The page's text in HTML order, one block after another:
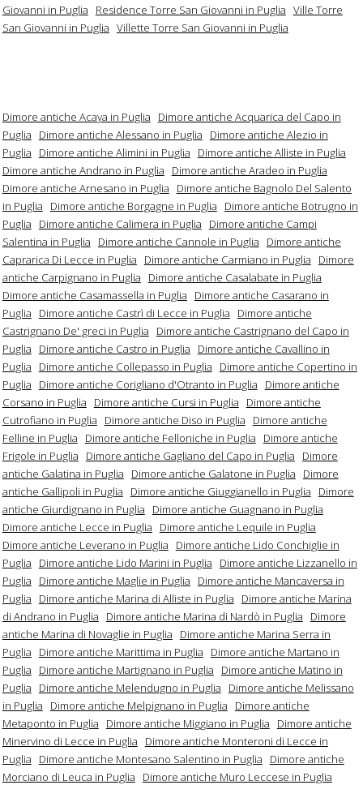
Giovanni in Puglia
Residence Torre San Giovanni in Puglia Ville Torre
San Giovanni in Puglia Villette Torre San Giovanni in Puglia
Dimore antiche Acaya in Puglia
Dimore antiche Acquarica del Capo in
Puglia
Dimore antiche Alessano in Puglia
Dimore antiche Alezio in
Puglia
Dimore antiche Alimini in Puglia
Dimore antiche Alliste in Puglia
Dimore antiche Andrano in Puglia
Dimore antiche Aradeo in Puglia
Dimore antiche Arnesano in Puglia
Dimore antiche Bagnolo Del Salento
in Puglia
Dimore antiche Borgagne in Puglia
Dimore antiche Botrugno in
Puglia
Dimore antiche Calimera in Puglia
Dimore antiche Campi
Salentina in Puglia
Dimore antiche Cannole in Puglia
Dimore antiche
Caprarica Di Lecce in Puglia
Dimore antiche Carmiano in Puglia
Dimore
antiche Carpignano in Puglia
Dimore antiche Casalabate in Puglia
Dimore antiche Casamassella in Puglia
Dimore antiche Casarano in
Puglia
Dimore antiche Castrì di Lecce in Puglia
Dimore antiche
Castrignano De' greci in Puglia
Dimore antiche Castrignano del Capo in
Puglia
Dimore antiche Castro in Puglia
Dimore antiche Cavallino in
Puglia
Dimore antiche Collepasso in Puglia
Dimore antiche Copertino in
Puglia
Dimore antiche Corigliano d'Otranto in Puglia
Dimore antiche
Corsano in Puglia
Dimore antiche Cursi in Puglia
Dimore antiche
Cutrofiano in Puglia
Dimore antiche Diso in Puglia
Dimore antiche
Felline in Puglia
Dimore antiche Felloniche in Puglia
Dimore antiche
Frigole in Puglia
Dimore antiche Gagliano del Capo in Puglia
Dimore
antiche Galatina in Puglia
Dimore antiche Galatone in Puglia
Dimore
antiche Gallipoli in Puglia
Dimore antiche Giuggianello in Puglia
Dimore
antiche Giurdignano in Puglia
Dimore antiche Guagnano in Puglia
Dimore antiche Lecce in Puglia
Dimore antiche Lequile in Puglia
Dimore antiche Leverano in Puglia
Dimore antiche Lido Conchiglie in
Puglia
Dimore antiche Lido Marini in Puglia
Dimore antiche Lizzanello in
Puglia
Dimore antiche Maglie in Puglia
Dimore antiche Mancaversa in
Puglia
Dimore antiche Marina di Alliste in Puglia
Dimore antiche Marina
di Andrano in Puglia
Dimore antiche Marina di Nardò in Puglia
Dimore
antiche Marina di Novaglie in Puglia
Dimore antiche Marina Serra in
Puglia
Dimore antiche Marittima in Puglia
Dimore antiche Martano in
Puglia
Dimore antiche Martignano in Puglia
Dimore antiche Matino in
Puglia
Dimore antiche Melendugno in Puglia
Dimore antiche Melissano
in Puglia
Dimore antiche Melpignano in Puglia
Dimore antiche
Metaponto in Puglia
Dimore antiche Miggiano in Puglia
Dimore antiche
Minervino di Lecce in Puglia
Dimore antiche Monteroni di Lecce in
Puglia
Dimore antiche Montesano Salentino in Puglia
Dimore antiche
Morciano di Leuca in Puglia
Dimore antiche Muro Leccese in Puglia